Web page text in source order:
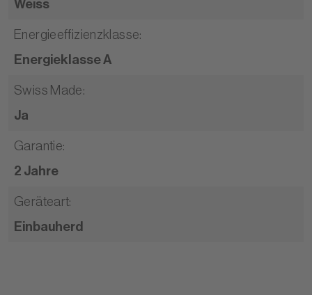
Weiss
Energieeffizienzklasse:
Energieklasse A
Swiss Made:
Ja
Garantie:
2 Jahre
Geräteart:
Einbauherd